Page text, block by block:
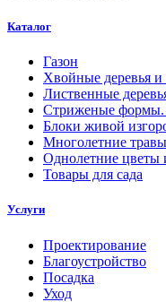
Каталог
Газон
Хвойные деревья и
Лиственные
Стриженые формы.
Блоки живой
Многолетние
Однолетние цветы
Товары для сада
Услуги
Проектирование
Благоустройство
Посадка
Уход